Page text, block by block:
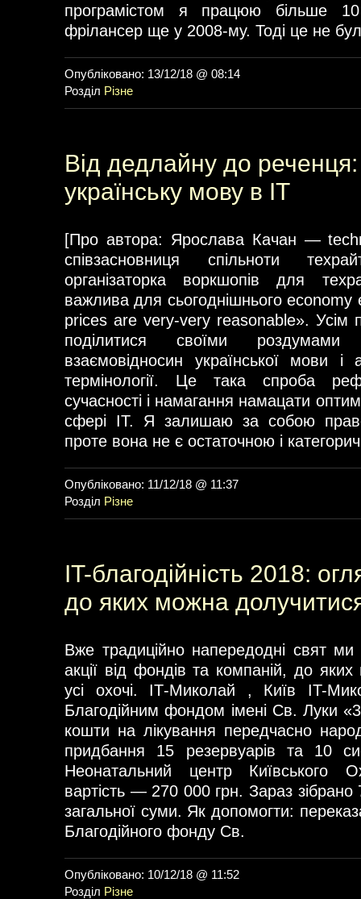
програмістом я працюю більше
фрілансер ще у 2008-му. Тоді це не
Опубліковано: 13/12/18 @ 08:14
Розділ Різне
Від дедлайну до
українську мову в ІТ
[Про автора: Ярослава Качан —
співзасновниця спільноти
організаторка воркшопів для
важлива для сьогоднішнього economy
prices are very-very reasonable». Усім
поділитися своїми
взаємовідносин української мови і
термінології. Це така спроба
сучасності і намагання намацати
сфері IT. Я залишаю за собою
проте вона не є остаточною і
Опубліковано: 11/12/18 @ 11:37
Розділ Різне
IT-благодійність 2018:
до яких можна
Вже традиційно напередодні свят ми
акції від фондів та компаній, до
усі охочі. ІТ-Миколай , Київ IT-
Благодійним фондом імені Св. Луки
кошти на лікування передчасно
придбання 15 резервуарів та 10
Неонатальний центр Київського
вартість — 270 000 грн. Зараз
загальної суми. Як допомогти:
Благодійного фонду Св.
Опубліковано: 10/12/18 @ 11:52
Розділ Різне